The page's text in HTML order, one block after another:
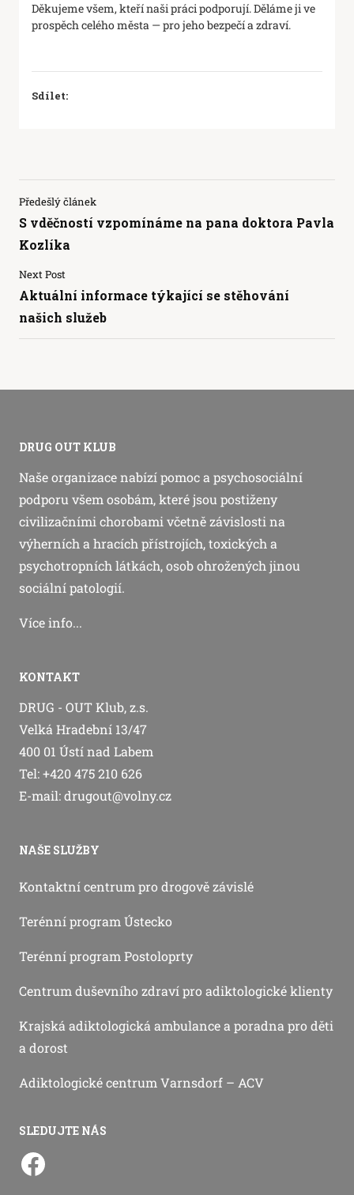
Děkujeme všem, kteří naši práci podporují. Děláme ji ve
prospěch celého města — pro jeho bezpečí a zdraví.
Sdílet:
Předešlý článek
S vděčností vzpomínáme na pana doktora Pavla
Kozlíka
Next Post
Aktuální informace týkající se stěhování
našich služeb
DRUG OUT KLUB
Naše organizace nabízí pomoc a psychosociální
podporu všem osobám, které jsou postiženy
civilizačními chorobami včetně závislosti na
výherních a hracích přístrojích, toxických a
psychotropních látkách, osob ohrožených jinou
sociální patologií.
Více info...
KONTAKT
DRUG - OUT Klub, z.s.
Velká Hradební 13/47
400 01 Ústí nad Labem
Tel: ‭+420 475 210 626‬
E-mail:drugout@volny.cz
NAŠE SLUŽBY
Kontaktní centrum pro drogově závislé
Terénní program Ústecko
Terénní program Postoloprty
Centrum duševního zdraví pro adiktologické klienty
Krajská adiktologická ambulance a poradna pro děti
a dorost
Adiktologické centrum Varnsdorf – ACV
SLEDUJTE NÁS